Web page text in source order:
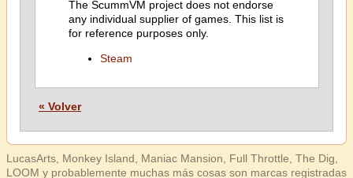
The ScummVM project does not endorse
any individual supplier of games. This list is
for reference purposes only.
Steam
« Volver
LucasArts, Monkey Island, Maniac Mansion, Full Throttle, The Dig,
LOOM y probablemente muchas más cosas son marcas registradas